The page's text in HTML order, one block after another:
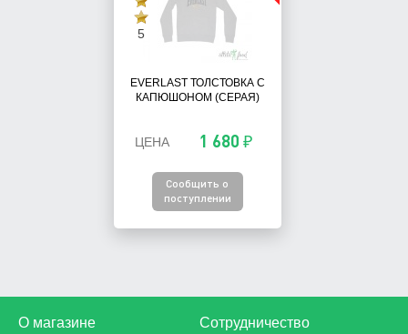
5
EVERLAST ТОЛСТОВКА С
КАПЮШОНОМ (СЕРАЯ)
ЦЕНА 1 680 ₽
Сообщить о
поступлении
О магазине Сотрудничество